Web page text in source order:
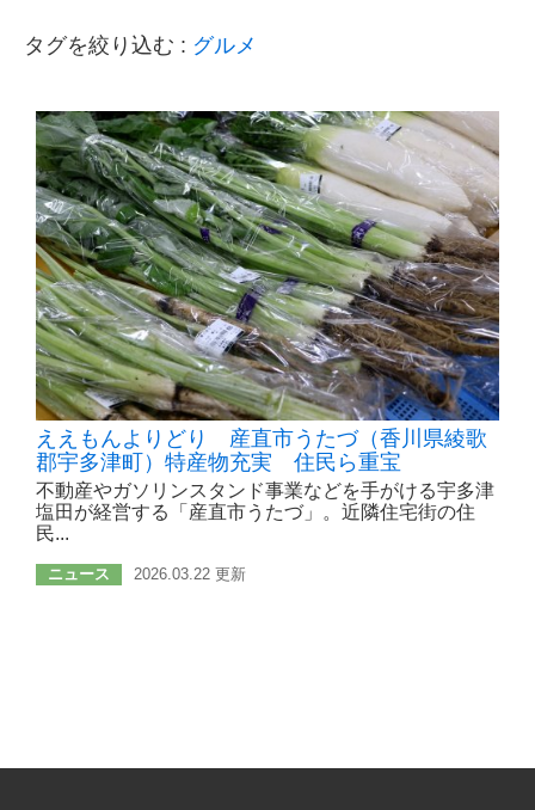
タグを絞り込む : グルメ
ええもんよりどり 産直市うたづ（香川県綾歌
郡宇多津町）特産物充実 住民ら重宝
不動産やガソリンスタンド事業などを手がける宇多津
塩田が経営する「産直市うたづ」。近隣住宅街の住
民...
ニュース 2026.03.22 更新